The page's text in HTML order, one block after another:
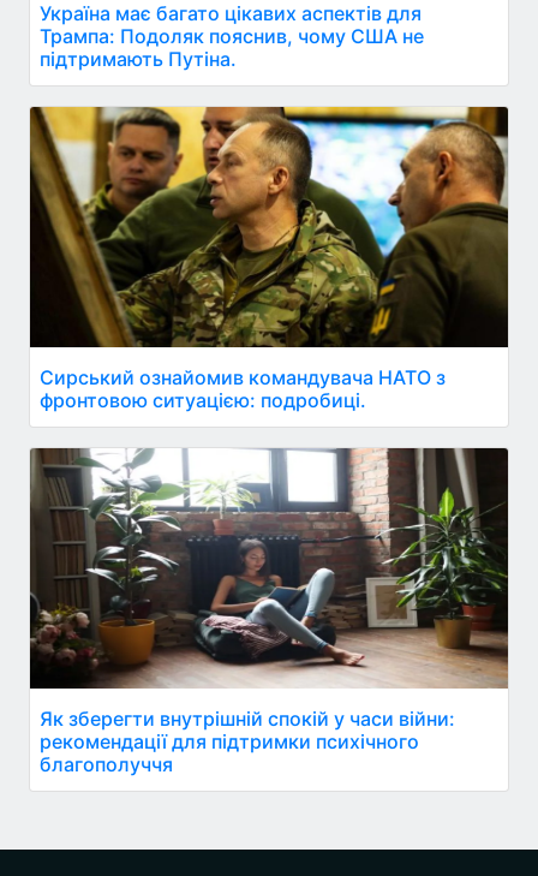
Україна має багато цікавих аспектів для
Трампа: Подоляк пояснив, чому США не
підтримають Путіна.
Сирський ознайомив командувача НАТО з
фронтовою ситуацією: подробиці.
Як зберегти внутрішній спокій у часи війни:
рекомендації для підтримки психічного
благополуччя